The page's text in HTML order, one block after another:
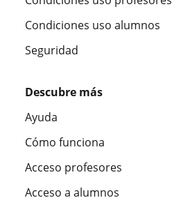
Condiciones uso alumnos
Seguridad
Descubre más
Ayuda
Cómo funciona
Acceso profesores
Acceso a alumnos